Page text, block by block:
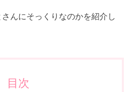
んにそっくりなのかを紹介し
目次